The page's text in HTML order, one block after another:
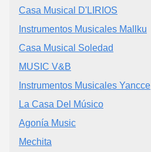
Casa Musical D'LIRIOS
Instrumentos Musicales Mallku
Casa Musical Soledad
MUSIC V&B
Instrumentos Musicales Yancce
La Casa Del Músico
Agonía Music
Mechita